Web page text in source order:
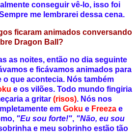
conseguir vê-lo,isso foi
me lembrarei dessa cena.
ficaram animados conversando
Dragon Ball?
as noites, então no dia seguinte
e ficávamos animados para
que acontecia. Nós também
e os vilões. Todo mundo fingiria
a gritar (risos). Nós nos
em Goku e Freeza e
"Eu sou forte!", "Não, eu sou
e meu sobrinho estão tão